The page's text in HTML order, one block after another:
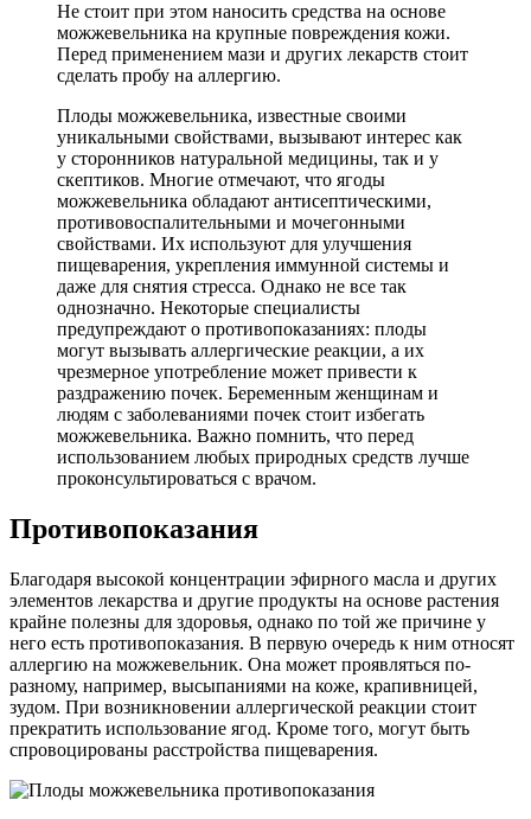
Не стоит при этом наносить средства на основе
можжевельника на крупные повреждения кожи.
Перед применением мази и других лекарств стоит
сделать пробу на аллергию.
Плоды можжевельника, известные своими
уникальными свойствами, вызывают интерес как
у сторонников натуральной медицины, так и у
скептиков. Многие отмечают, что ягоды
можжевельника обладают антисептическими,
противовоспалительными и мочегонными
свойствами. Их используют для улучшения
пищеварения, укрепления иммунной системы и
даже для снятия стресса. Однако не все так
однозначно. Некоторые специалисты
предупреждают о противопоказаниях: плоды
могут вызывать аллергические реакции, а их
чрезмерное употребление может привести к
раздражению почек. Беременным женщинам и
людям с заболеваниями почек стоит избегать
можжевельника. Важно помнить, что перед
использованием любых природных средств лучше
проконсультироваться с врачом.
Противопоказания
Благодаря высокой концентрации эфирного масла и других
элементов лекарства и другие продукты на основе растения
крайне полезны для здоровья, однако по той же причине у
него есть противопоказания. В первую очередь к ним относят
аллергию на можжевельник. Она может проявляться по-
разному, например, высыпаниями на коже, крапивницей,
зудом. При возникновении аллергической реакции стоит
прекратить использование ягод. Кроме того, могут быть
спровоцированы расстройства пищеварения.